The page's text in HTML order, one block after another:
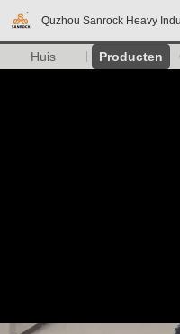
Quzhou Sanrock Heavy
Huis Producten